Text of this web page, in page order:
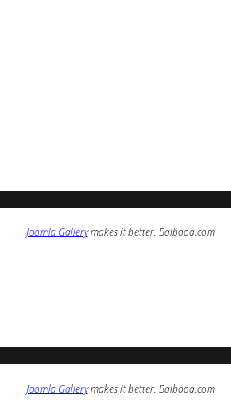
Joomla Gallerymakes it better. Balbooa.com
Joomla Gallerymakes it better. Balbooa.com